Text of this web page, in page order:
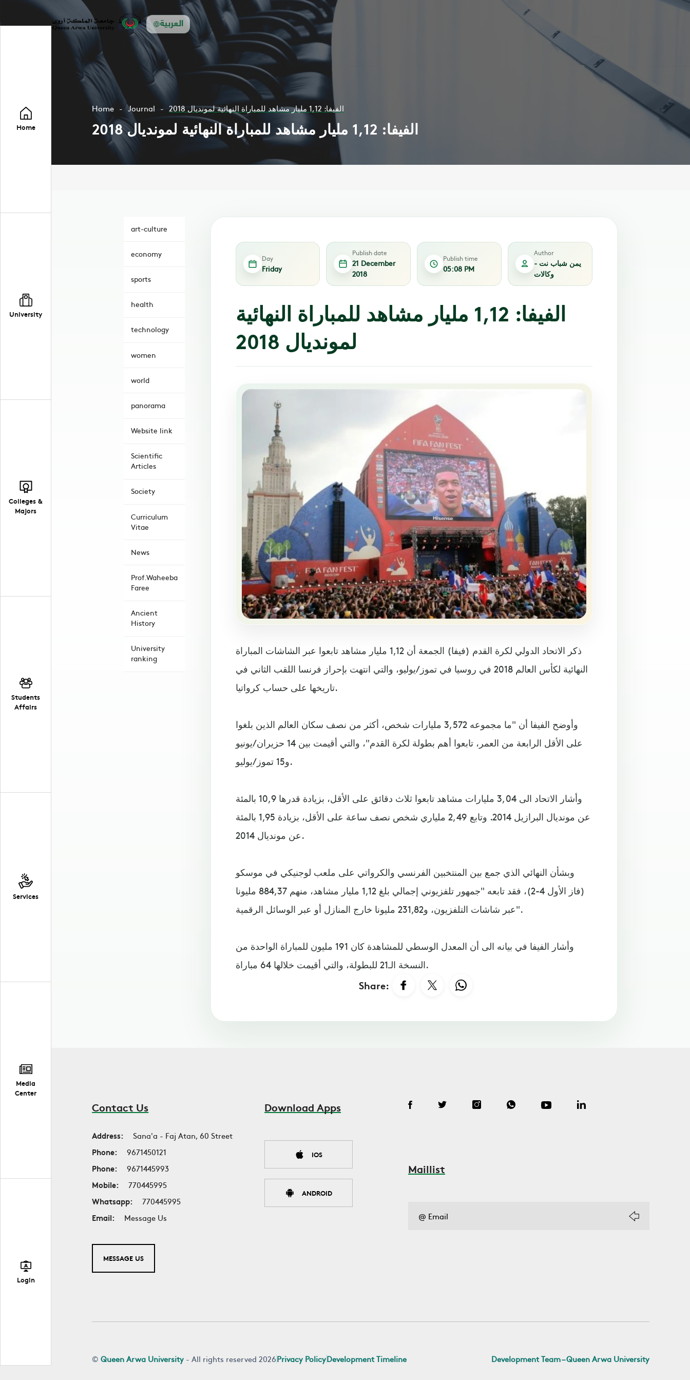
العربية
Home
University
Colleges &
Majors
Students
Affairs
Services
Media
Center
Login
Home Journal الفيفا: 1,12 مليار مشاهد للمباراة النهائية لمونديال 2018
الفيفا: 1,12 مليار مشاهد للمباراة النهائية لمونديال 2018
art-culture
economy
sports
health
technology
women
world
panorama
Website link
Scientific
Articles
Society
Curriculum
Vitae
News
Prof.Waheeba
Faree
Ancient
History
University
ranking
Day
Friday
Publish date
21 December
2018
Publish time
05:08 PM
Author
يمن شباب نت -
وكالات
الفيفا: 1,12 مليار مشاهد للمباراة النهائية
لمونديال 2018
ذكر الاتحاد الدولي لكرة القدم (فيفا) الجمعة أن 1,12 مليار مشاهد تابعوا عبر الشاشات المباراة
النهائية لكأس العالم 2018 في روسيا في تموز/يوليو، والتي انتهت بإحراز فرنسا اللقب الثاني في
تاريخها على حساب كرواتيا.
وأوضح الفيفا أن "ما مجموعه 3,572 مليارات شخص، أكثر من نصف سكان العالم الذين بلغوا
على الأقل الرابعة من العمر، تابعوا أهم بطولة لكرة القدم"، والتي أقيمت بين 14 حزيران/يونيو
و15 تموز/يوليو.
وأشار الاتحاد الى 3,04 مليارات مشاهد تابعوا ثلاث دقائق على الأقل، بزيادة قدرها 10,9 بالمئة
عن مونديال البرازيل 2014. وتابع 2,49 ملياري شخص نصف ساعة على الأقل، بزيادة 1,95 بالمئة
عن مونديال 2014.
وبشأن النهائي الذي جمع بين المنتخبين الفرنسي والكرواتي على ملعب لوجنيكي في موسكو
(فاز الأول 4-2)، فقد تابعه "جمهور تلفزيوني إجمالي بلغ 1,12 مليار مشاهد، منهم 884,37 مليونا
عبر شاشات التلفزيون، و231,82 مليونا خارج المنازل أو عبر الوسائل الرقمية".
وأشار الفيفا في بيانه الى أن المعدل الوسطي للمشاهدة كان 191 مليون للمباراة الواحدة من
النسخة الـ21 للبطولة، والتي أقيمت خلالها 64 مباراة.
Share:
Contact Us
Address:
Sana'a - Faj Atan, 60 Street
Phone:
9671450121
Phone:
9671445993
Mobile:
770445995
Whatsapp:
770445995
Email:
Message Us
MESSAGE US
Download Apps
IOS
ANDROID
Maillist
©Queen Arwa University - All rights reserved 2026Privacy PolicyDevelopment Timeline Development Team – Queen Arwa University